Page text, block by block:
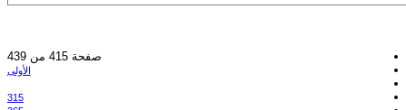
صفحة 415 من 439
الأولى
315